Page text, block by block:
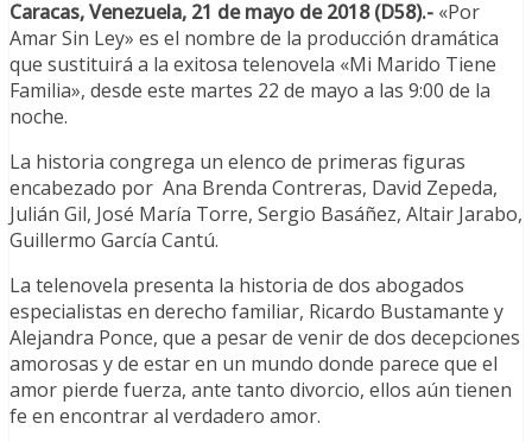
Caracas, Venezuela, 21 de mayo de 2018 (D58).- «Por
Amar Sin Ley» es el nombre de la producción dramática
que sustituirá a la exitosa telenovela «Mi Marido Tiene
Familia», desde este martes 22 de mayo a las 9:00 de la
noche.
La historia congrega un elenco de primeras figuras
encabezado por Ana Brenda Contreras, David Zepeda,
Julián Gil, José María Torre, Sergio Basáñez, Altair Jarabo,
Guillermo García Cantú.
La telenovela presenta la historia de dos abogados
especialistas en derecho familiar, Ricardo Bustamante y
Alejandra Ponce, que a pesar de venir de dos decepciones
amorosas y de estar en un mundo donde parece que el
amor pierde fuerza, ante tanto divorcio, ellos aún tienen
fe en encontrar al verdadero amor.